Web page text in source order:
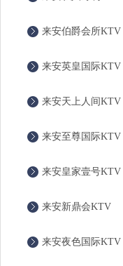
来安伯爵会所KTV
来安英皇国际KTV
来安天上人间KTV
来安至尊国际KTV
来安皇家壹号KTV
来安新鼎会KTV
来安夜色国际KTV